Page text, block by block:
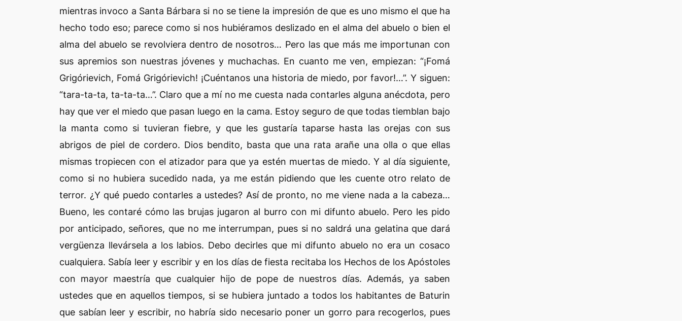
mientras invoco a Santa Bárbara si no se tiene la impresión de que es uno mismo el que ha
hecho todo eso; parece como si nos hubiéramos deslizado en el alma del abuelo o bien el
alma del abuelo se revolviera dentro de nosotros… Pero las que más me importunan con
sus apremios son nuestras jóvenes y muchachas. En cuanto me ven, empiezan: “¡Fomá
Grigórievich, Fomá Grigórievich! ¡Cuéntanos una historia de miedo, por favor!…”. Y siguen:
“tara-ta-ta, ta-ta-ta…”. Claro que a mí no me cuesta nada contarles alguna anécdota, pero
hay que ver el miedo que pasan luego en la cama. Estoy seguro de que todas tiemblan bajo
la manta como si tuvieran fiebre, y que les gustaría taparse hasta las orejas con sus
abrigos de piel de cordero. Dios bendito, basta que una rata arañe una olla o que ellas
mismas tropiecen con el atizador para que ya estén muertas de miedo. Y al día siguiente,
como si no hubiera sucedido nada, ya me están pidiendo que les cuente otro relato de
terror. ¿Y qué puedo contarles a ustedes? Así de pronto, no me viene nada a la cabeza…
Bueno, les contaré cómo las brujas jugaron al burro con mi difunto abuelo. Pero les pido
por anticipado, señores, que no me interrumpan, pues si no saldrá una gelatina que dará
vergüenza llevársela a los labios. Debo decirles que mi difunto abuelo no era un cosaco
cualquiera. Sabía leer y escribir y en los días de fiesta recitaba los Hechos de los Apóstoles
con mayor maestría que cualquier hijo de pope de nuestros días. Además, ya saben
ustedes que en aquellos tiempos, si se hubiera juntado a todos los habitantes de Baturin
que sabían leer y escribir, no habría sido necesario poner un gorro para recogerlos, pues